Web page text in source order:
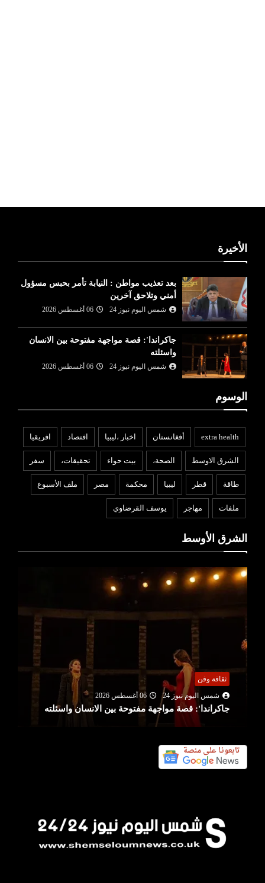
الأخيرة
بعد تعذيب مواطن : النيابة تأمر بحبس مسؤول
أمني وتلاحق آخرين
شمس اليوم نيوز 24 06 أغسطس 2026
جاكراندا': قصة مواجهة مفتوحة بين الانسان
واسئلته
شمس اليوم نيوز 24 06 أغسطس 2026
الوسوم
extra health أفغانستان اخبار ،ليبيا افتصاد افريقيا
الشرق الاوسط الصحة، بيت حواء تحقيقات، سفر
طاقة قطر ليبيا محكمة مصر ملف الأسبوع
ملفات مهاجر يوسف القرضاوي
الشرق الأوسط
عربي ودولي
شمس اليوم نيوز 24
06 أغسطس 2026
دعوة المؤسسات التونسية للمشاركة في الصالون
الدولي للبناء ببنغازي من 21 ال...